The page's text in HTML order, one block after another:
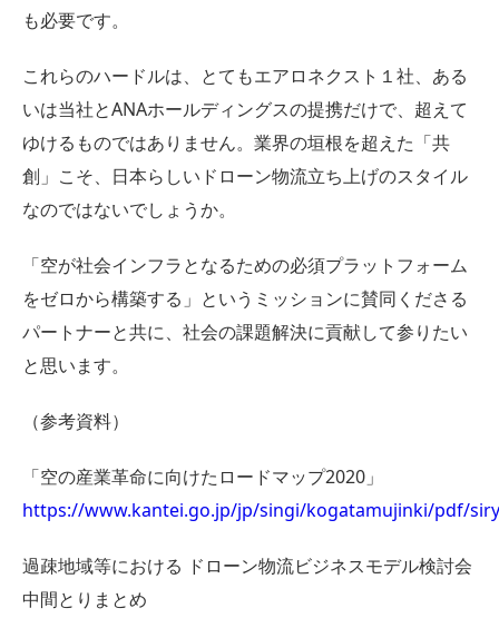
も必要です。
これらのハードルは、とてもエアロネクスト１社、ある
いは当社とANAホールディングスの提携だけで、超えて
ゆけるものではありません。業界の垣根を超えた「共
創」こそ、日本らしいドローン物流立ち上げのスタイル
なのではないでしょうか。
「空が社会インフラとなるための必須プラットフォーム
をゼロから構築する」というミッションに賛同くださる
パートナーと共に、社会の課題解決に貢献して参りたい
と思います。
（参考資料）
「空の産業革命に向けたロードマップ2020」
https://www.kantei.go.jp/jp/singi/kogatamujinki/pdf/
過疎地域等における ドローン物流ビジネスモデル検討会
中間とりまとめ